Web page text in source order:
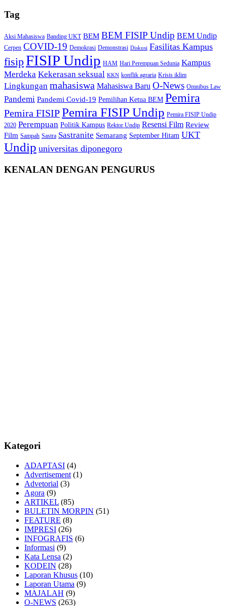
Tag
Aksi Mahasiswa Banding UKT BEM BEM FISIP Undip BEM Undip
Cerpen COVID-19 Demokrasi Demonstrasi Diskusi Fasilitas Kampus
fisipFISIP Undip HAM Hari Perempuan Sedunia Kampus
Merdeka Kekerasan seksual KKN konflik agraria Krisis iklim
Lingkungan mahasiswa Mahasiswa Baru O-News Omnibus Law
Pandemi Pandemi Covid-19 Pemilihan Ketua BEM Pemira
Pemira FISIPPemira FISIP Undip Pemira FISIP Undip
2020 Perempuan Politik Kampus Rektor Undip Resensi Film Review
Film Sampah Sastra Sastranite Semarang September Hitam UKT
Undip universitas diponegoro
KENALAN DENGAN PENGURUS
Kategori
ADAPTASI (4)
Advertisement (1)
Advetorial (3)
Agora (9)
ARTIKEL (85)
BULETIN MORPIN (51)
FEATURE (8)
IMPRESI (26)
INFOGRAFIS (6)
Informasi (9)
Kata Lensa (2)
KODEIN (28)
Laporan Khusus (10)
Laporan Utama (9)
MAJALAH (9)
O-NEWS (263)